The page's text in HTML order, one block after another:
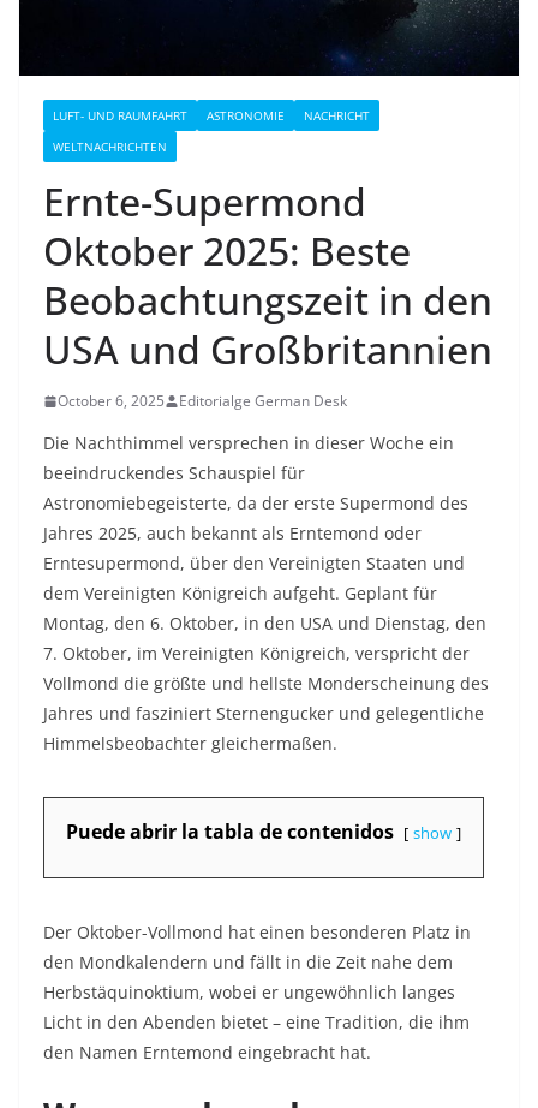
LUFT- UND RAUMFAHRT ASTRONOMIE
NACHRICHT
WELTNACHRICHTEN
Ernte-Supermond
Oktober 2025: Beste
Beobachtungszeit in den
USA und Großbritannien
October 6, 2025 Editorialge German Desk
Die Nachthimmel versprechen in dieser Woche ein
beeindruckendes Schauspiel für
Astronomiebegeisterte, da der erste Supermond des
Jahres 2025, auch bekannt als Erntemond oder
Erntesupermond, über den Vereinigten Staaten und
dem Vereinigten Königreich aufgeht. Geplant für
Montag, den 6. Oktober, in den USA und Dienstag, den
7. Oktober, im Vereinigten Königreich, verspricht der
Vollmond die größte und hellste Monderscheinung des
Jahres und fasziniert Sternengucker und gelegentliche
Himmelsbeobachter gleichermaßen.
Puede abrir la tabla de contenidos show
Der Oktober-Vollmond hat einen besonderen Platz in
den Mondkalendern und fällt in die Zeit nahe dem
Herbstäquinoktium, wobei er ungewöhnlich langes
Licht in den Abenden bietet – eine Tradition, die ihm
den Namen Erntemond eingebracht hat.